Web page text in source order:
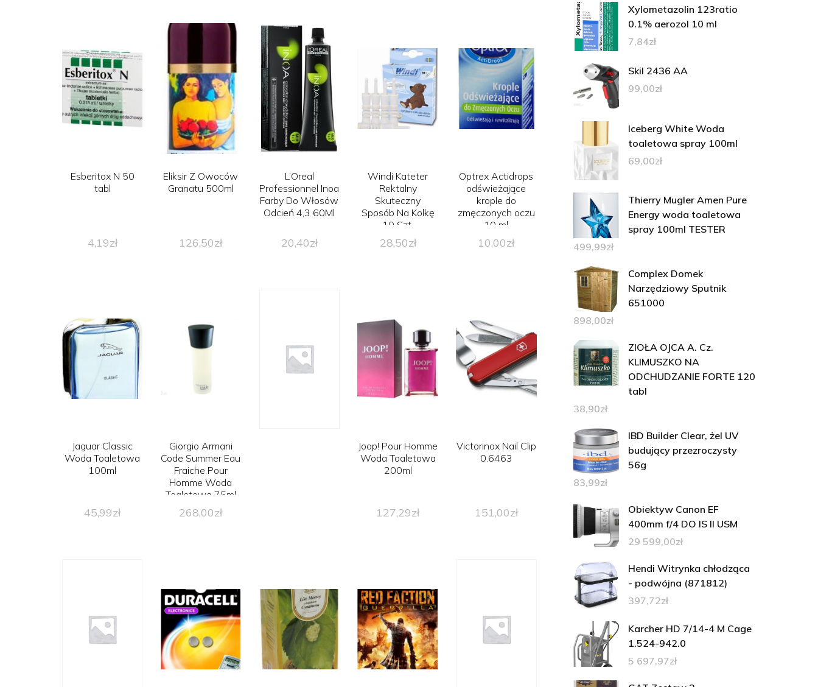
Esberitox N 50
tabl
4,19zł
Eliksir Z Owoców
Granatu 500ml
126,50zł
L’Oreal
Professionnel Inoa
Farby Do Włosów
Odcień 4,3 60Ml
20,40zł
Windi Kateter
Rektalny
Skuteczny
Sposób Na Kolkę
10 Szt.
28,50zł
Optrex Actidrops
odświeżające
krople do
zmęczonych oczu
10 ml
10,00zł
Jaguar Classic
Woda Toaletowa
100ml
45,99zł
Giorgio Armani
Code Summer Eau
Fraiche Pour
Homme Woda
Toaletowa 75ml
TESTER
268,00zł
Joop! Pour Homme
Woda Toaletowa
200ml
127,29zł
Victorinox Nail Clip
0.6463
151,00zł
Xylometazolin 123ratio
0.1% aerozol 10 ml
7,84zł
Skil 2436 AA
99,00zł
Iceberg White Woda
toaletowa spray 100ml
69,00zł
Thierry Mugler Amen Pure
Energy woda toaletowa
spray 100ml TESTER
499,99zł
Complex Domek
Narzędziowy Sputnik
651000
898,00zł
ZIOŁA OJCA A. Cz.
KLIMUSZKO NA
ODCHUDZANIE FORTE 120
tabl
38,90zł
IBD Builder Clear, żel UV
budujący przezroczysty
56g
83,99zł
Obiektyw Canon EF
400mm f/4 DO IS II USM
29 599,00zł
Hendi Witrynka chłodząca
- podwójna (871812)
397,72zł
Karcher HD 7/14-4 M Cage
1.524-942.0
5 697,97zł